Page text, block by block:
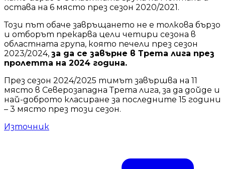
остава на 6 място през сезон 2020/2021.
Този път обаче завръщането не е толкова бързо
и отборът прекарва цели четири сезона в
областната група, която печели през сезон
2023/2024, за да се завърне в Трета лига през
пролетта на 2024 година.
През сезон 2024/2025 тимът завършва на 11
място в Северозападна Трета лига, за да дойде и
най-доброто класиране за последните 15 години
– 3 място през този сезон.
Източник